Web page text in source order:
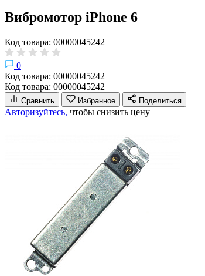
Вибромотор iPhone 6
Код товара: 00000045242
0
Код товара: 00000045242
Код товара: 00000045242
Сравнить Избранное Поделиться
Авторизуйтесь, чтобы снизить цену